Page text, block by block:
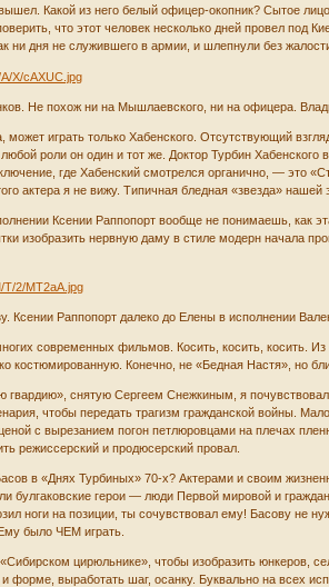
Какой из него белый офицер-окопник? Сытое
что этот человек несколько дней провел
ни дня не служившего в армии, и шлепнули без
Не похож ни на Мышлаевского, ни на офицера.
может играть только Хабенского. Отсутствующий
роли он один и тот же. Доктор Турбин
где Хабенский смотрелся органично, — это
актера я не вижу. Типичная бледная «звезда»
Ксении Раппопорт вообще не понимаешь, как
изобразить нервную даму в стиле модерн начала
Ксении Раппопорт далеко до Елены в исполнении
современных фильмов. Косить, косить, косить.
костюмированную. Конечно, не «Бедная Настя», но
гвардию», снятую Сергеем Снежкиным, я
чтобы передать трагизм гражданской войны.
с вырезанием погон петлюровцами на плечах
режиссерский и продюсерский провал.
в «Днях Турбиных» 70-х? Актерами и своим
булгаковские герои — люди Первой мировой и
ноги на позиции, ты сочувствовал ему! Басову не
было ЧЕМ играть.
цирюльнике», чтобы изобразить юнкеров,
форме, выработать шаг, осанку. Буквально на всех